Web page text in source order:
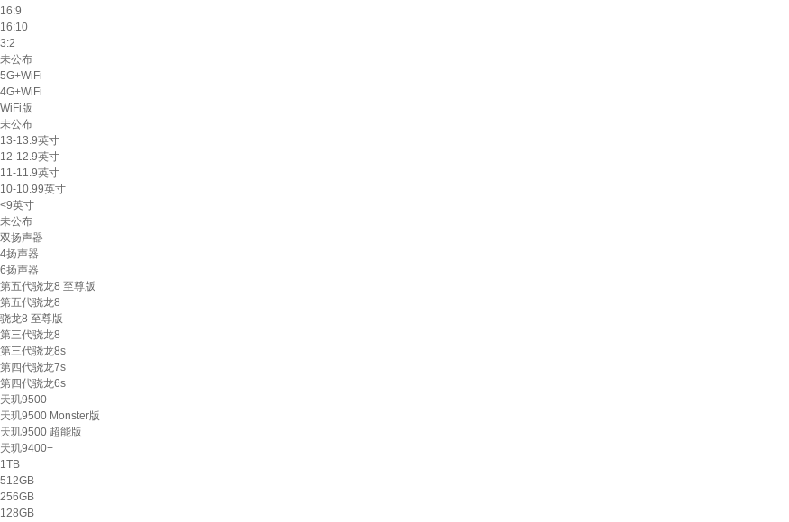
16:9
16:10
3:2
未公布
5G+WiFi
4G+WiFi
WiFi版
未公布
13-13.9英寸
12-12.9英寸
11-11.9英寸
10-10.99英寸
<9英寸
未公布
双扬声器
4扬声器
6扬声器
第五代骁龙8 至尊版
第五代骁龙8
骁龙8 至尊版
第三代骁龙8
第三代骁龙8s
第四代骁龙7s
第四代骁龙6s
天玑9500
天玑9500 Monster版
天玑9500 超能版
天玑9400+
1TB
512GB
256GB
128GB